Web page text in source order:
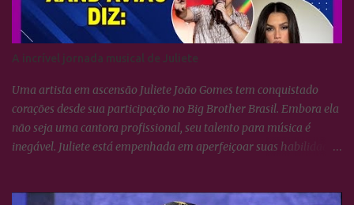
A incrível jornada musical de Juliete
Uma artista em ascensão Juliete João Gomes tem conquistado
corações desde sua participação no Big Brother Brasil. Embora ela
não seja uma cantora profissional, seu talento para música é
inegável. Juliete está empenhada em aperfeiçoar suas habilidades